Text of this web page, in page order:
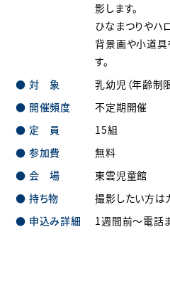
影します。
ひなまつりやハ
背景画や小道具
す。
対 象
乳幼児（年齢制
開催頻度
不定期開催
定 員
15組
参加費
無料
会 場
東雲児童館
持ち物
撮影したい方は
申込み詳細
1週間前～電話